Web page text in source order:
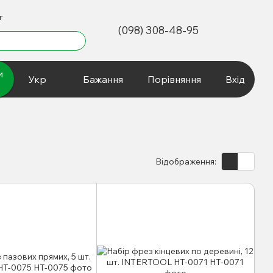
(098) 308-48-95
Укр Бажання Порівняння Вхід
Відображення: